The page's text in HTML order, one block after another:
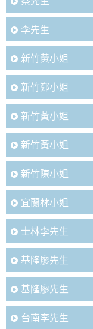
李先生
新竹黃小姐
新竹鄭小姐
新竹黃小姐
新竹黃小姐
新竹陳小姐
宜蘭林小姐
士林李先生
基隆廖先生
基隆廖先生
台南李先生